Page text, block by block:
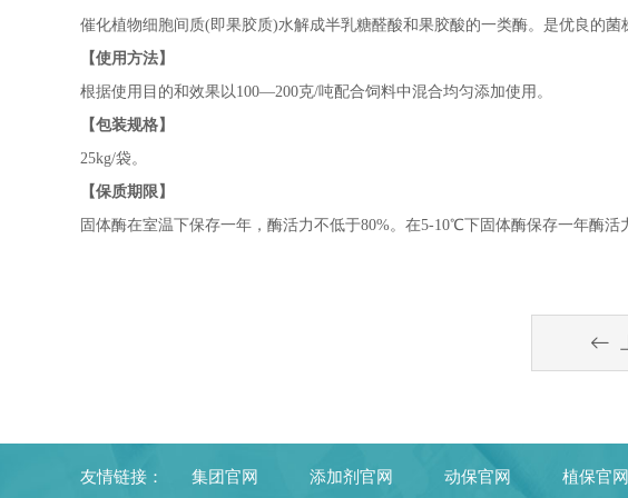
催化植物细胞间质(即果胶质)水解成半乳糖醛酸和果胶酸的一类酶。是优良的
【使用方法】
根据使用目的和效果以100—200克/吨配合饲料中混合均匀添加使用。
【包装规格】
25kg/袋。
【保质期限】
固体酶在室温下保存一年，酶活力不低于80%。在5-10℃下固体酶保存一年酶活
友情链接： 集团官网 添加剂官网 动保官网 植保官网